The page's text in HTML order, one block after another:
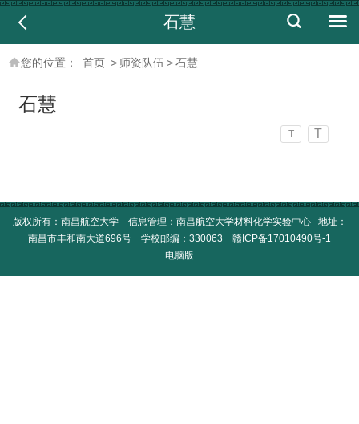
石慧
您的位置： 首页 > 师资队伍 >石慧
石慧
T T
版权所有：南昌航空大学 信息管理：南昌航空大学材料化学实验中心 地址：
南昌市丰和南大道696号 学校邮编：330063 赣ICP备17010490号-1
电脑版